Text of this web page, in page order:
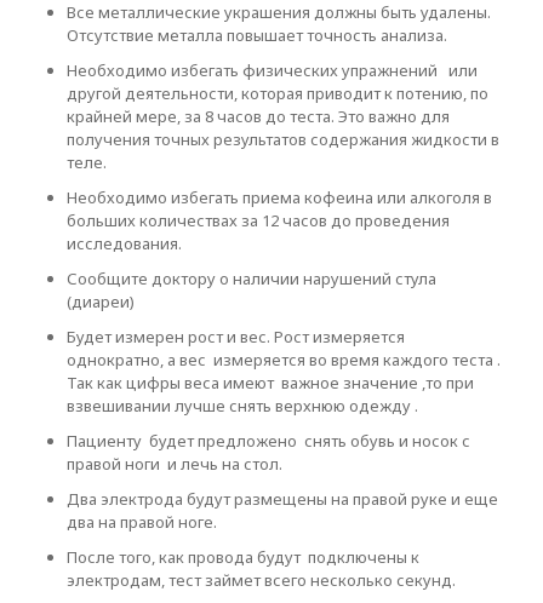
Все металлические украшения должны быть удалены.
Отсутствие металла повышает точность анализа.
Необходимо избегать физических упражнений или
другой деятельности, которая приводит к потению, по
крайней мере, за 8 часов до теста. Это важно для
получения точных результатов содержания жидкости в
теле.
Необходимо избегать приема кофеина или алкоголя в
больших количествах за 12 часов до проведения
исследования.
Сообщите доктору о наличии нарушений стула
(диареи)
Будет измерен рост и вес. Рост измеряется
однократно, а вес измеряется во время каждого теста .
Так как цифры веса имеют важное значение ,то при
взвешивании лучше снять верхнюю одежду .
Пациенту будет предложено снять обувь и носок с
правой ноги и лечь на стол.
Два электрода будут размещены на правой руке и еще
два на правой ноге.
После того, как провода будут подключены к
электродам, тест займет всего несколько секунд.